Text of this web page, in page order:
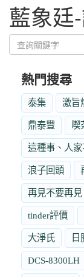
藍象廷
熱門搜尋
泰集 激旨
鼎泰豐 喫
這種事、人
浪子回頭
再見不要再見
tinder評價
大淨氏 日
DCS-8300LH